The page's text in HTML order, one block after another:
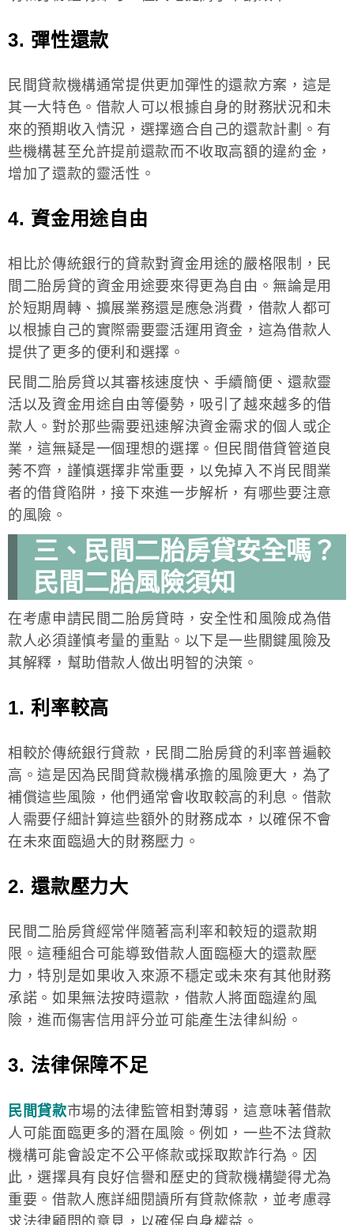
3. 彈性還款
民間貸款機構通常提供更加彈性的還款方案，這是
其一大特色。借款人可以根據自身的財務狀況和未
來的預期收入情況，選擇適合自己的還款計劃。有
些機構甚至允許提前還款而不收取高額的違約金，
增加了還款的靈活性。
4. 資金用途自由
相比於傳統銀行的貸款對資金用途的嚴格限制，民
間二胎房貸的資金用途要來得更為自由。無論是用
於短期周轉、擴展業務還是應急消費，借款人都可
以根據自己的實際需要靈活運用資金，這為借款人
提供了更多的便利和選擇。
民間二胎房貸以其審核速度快、手續簡便、還款靈
活以及資金用途自由等優勢，吸引了越來越多的借
款人。對於那些需要迅速解決資金需求的個人或企
業，這無疑是一個理想的選擇。但民間借貸管道良
莠不齊，謹慎選擇非常重要，以免掉入不肖民間業
者的借貸陷阱，接下來進一步解析，有哪些要注意
的風險。
三、民間二胎房貸安全嗎？
民間二胎風險須知
在考慮申請民間二胎房貸時，安全性和風險成為借
款人必須謹慎考量的重點。以下是一些關鍵風險及
其解釋，幫助借款人做出明智的決策。
1. 利率較高
相較於傳統銀行貸款，民間二胎房貸的利率普遍較
高。這是因為民間貸款機構承擔的風險更大，為了
補償這些風險，他們通常會收取較高的利息。借款
人需要仔細計算這些額外的財務成本，以確保不會
在未來面臨過大的財務壓力。
2. 還款壓力大
民間二胎房貸經常伴隨著高利率和較短的還款期
限。這種組合可能導致借款人面臨極大的還款壓
力，特別是如果收入來源不穩定或未來有其他財務
承諾。如果無法按時還款，借款人將面臨違約風
險，進而傷害信用評分並可能產生法律糾紛。
3. 法律保障不足
民間貸款市場的法律監管相對薄弱，這意味著借款
人可能面臨更多的潛在風險。例如，一些不法貸款
機構可能會設定不公平條款或採取欺詐行為。因
此，選擇具有良好信譽和歷史的貸款機構變得尤為
重要。借款人應詳細閱讀所有貸款條款，並考慮尋
求法律顧問的意見，以確保自身權益。